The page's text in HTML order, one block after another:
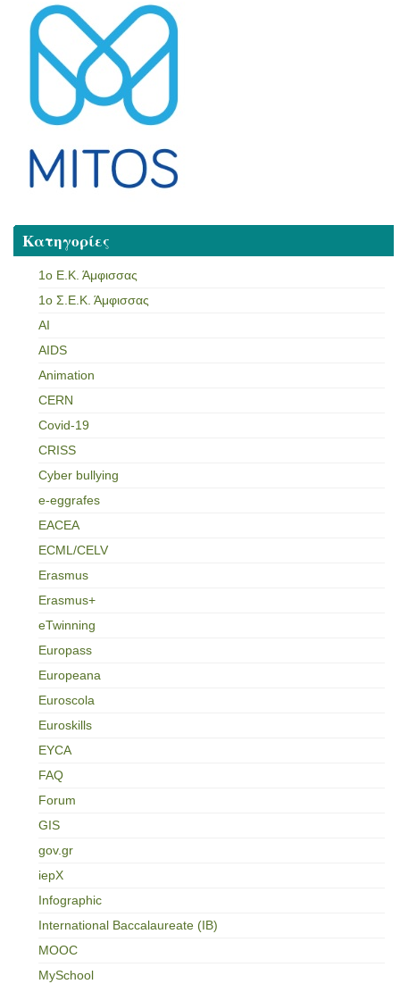
Κατηγορίες
1ο Ε.Κ. Άμφισσας
1ο Σ.Ε.Κ. Άμφισσας
AI
AIDS
Animation
CERN
Covid-19
CRISS
Cyber bullying
e-eggrafes
EACEA
ECML/CELV
Erasmus
Erasmus+
eTwinning
Europass
Europeana
Euroscola
Euroskills
EYCA
FAQ
Forum
GIS
gov.gr
iepX
Infographic
International Baccalaureate (IB)
MOOC
MySchool